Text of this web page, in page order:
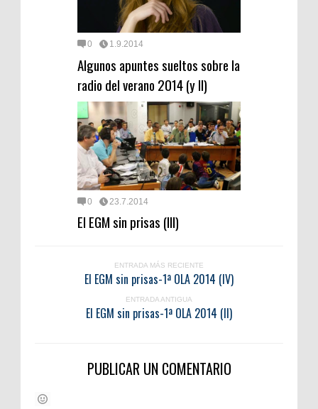
0 1.9.2014
Algunos apuntes sueltos sobre la
radio del verano 2014 (y II)
0 23.7.2014
El EGM sin prisas (III)
ENTRADA MÁS RECIENTE
El EGM sin prisas-1ª OLA 2014 (IV)
ENTRADA ANTIGUA
El EGM sin prisas-1ª OLA 2014 (II)
PUBLICAR UN COMENTARIO